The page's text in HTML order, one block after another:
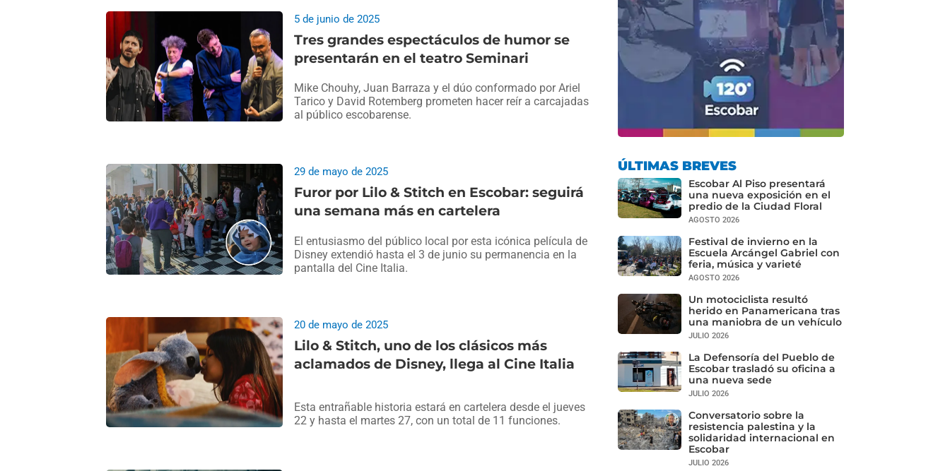
Tres grandes espectáculos de humor se
presentarán en el teatro Seminari
5 de junio de 2025
Mike Chouhy, Juan Barraza y el dúo conformado por Ariel
Tarico y David Rotemberg prometen hacer reír a carcajadas
al público escobarense.
Furor por Lilo & Stitch en Escobar: seguirá
una semana más en cartelera
29 de mayo de 2025
El entusiasmo del público local por esta icónica película de
Disney extendió hasta el 3 de junio su permanencia en la
pantalla del Cine Italia.
Lilo & Stitch, uno de los clásicos más
aclamados de Disney, llega al Cine Italia
20 de mayo de 2025
Esta entrañable historia estará en cartelera desde el jueves
22 y hasta el martes 27, con un total de 11 funciones.
ÚLTIMAS BREVES
Escobar Al Piso presentará
una nueva exposición en el
predio de la Ciudad Floral
AGOSTO 2026
Festival de invierno en la
Escuela Arcángel Gabriel con
feria, música y varieté
AGOSTO 2026
Un motociclista resultó
herido en Panamericana tras
una maniobra de un vehículo
JULIO 2026
La Defensoría del Pueblo de
Escobar trasladó su oficina a
una nueva sede
JULIO 2026
Conversatorio sobre la
resistencia palestina y la
solidaridad internacional en
Escobar
JULIO 2026